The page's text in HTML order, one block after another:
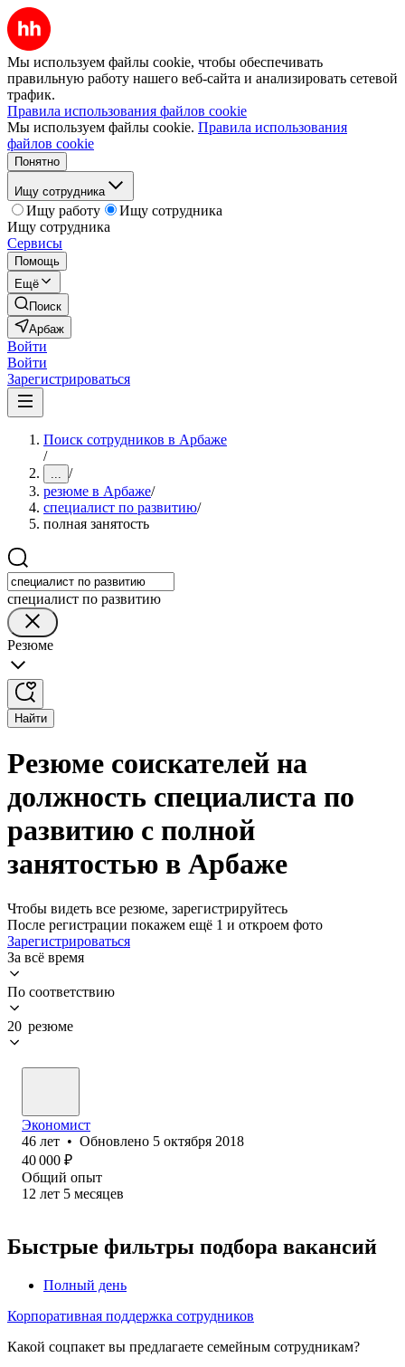
Мы используем файлы cookie, чтобы обеспечивать
правильную работу нашего веб-сайта и анализировать сетевой
трафик.
Правила использования файлов cookie
Мы используем файлы cookie. Правила использования
файлов cookie
Понятно
Ищу сотрудника
Ищу работу
Ищу сотрудника
Ищу сотрудника
Сервисы
Помощь
Ещё
Поиск
Арбаж
Войти
Войти
Зарегистрироваться
Поиск сотрудников в Арбаже
/
... /
резюме в Арбаже/
специалист по развитию/
полная занятость
специалист по развитию
Резюме
Найти
Резюме соискателей на
должность специалиста по
развитию с полной
занятостью в Арбаже
Чтобы видеть все резюме, зарегистрируйтесь
После регистрации покажем ещё 1 и откроем фото
Зарегистрироваться
За всё время
По соответствию
20 резюме
Экономист
46 лет • Обновлено 5 октября 2018
40 000 ₽
Общий опыт
12 лет 5 месяцев
Быстрые фильтры подбора вакансий
Полный день
Корпоративная поддержка сотрудников
Какой соцпакет вы предлагаете семейным сотрудникам?